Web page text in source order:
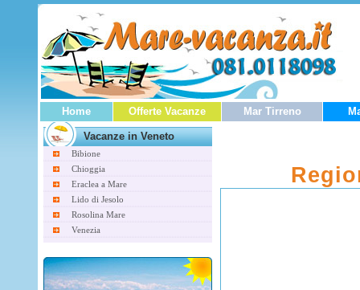
Home Offerte Vacanze Mar Tirreno
Vacanze in Veneto
Bibione
Chioggia
Eraclea a Mare
Lido di Jesolo
Rosolina Mare
Venezia